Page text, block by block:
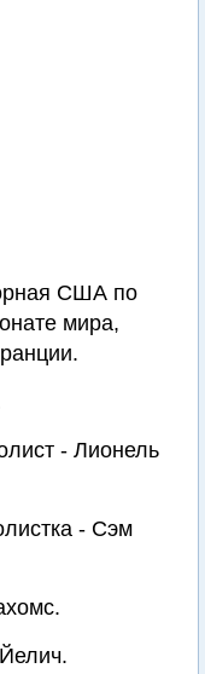
США по
мира,
- Лионель
- Сэм